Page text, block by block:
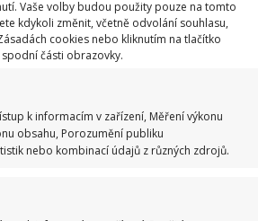
Vaše volby budou použity pouze na tomto
kdykoli změnit, včetně odvolání souhlasu,
cookies nebo kliknutím na tlačítko
části obrazovky.
k informacím v zařízení, Měření výkonu
obsahu, Porozumění publiku
nebo kombinací údajů z různých zdrojů.